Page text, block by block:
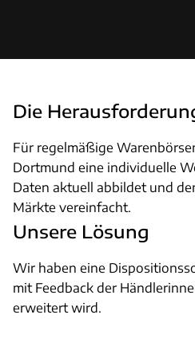
Die
Für regelmäßige
Dortmund eine individuelle
Daten aktuell abbildet und
Märkte vereinfacht.
Unsere Lösung
Wir haben eine
mit Feedback der
erweitert wird.